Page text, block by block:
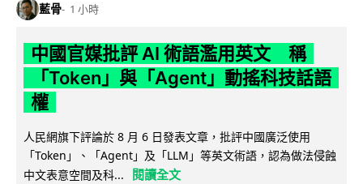
藍骨 1 小時
中國官媒批評 AI 術語濫用英文 稱
「Token」與「Agent」動搖科技話語
權
人民網旗下評論於 8 月 6 日發表文章，批評中國廣泛使用
「Token」、「Agent」及「LLM」等英文術語，認為做法侵蝕
中文表意空間及科...
閱讀全文